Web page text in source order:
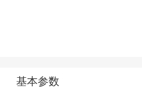
基本参数